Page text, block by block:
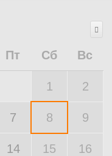
Пт Сб Вс
1 2
7 8 9
14 15 16